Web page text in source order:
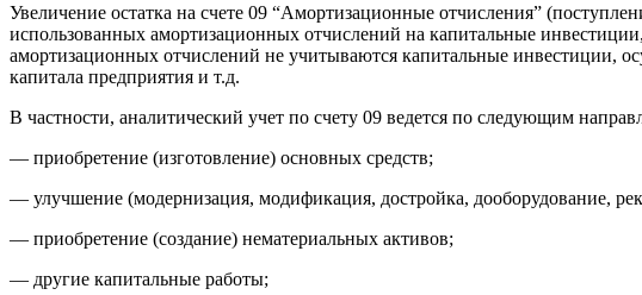
Увеличение остатка на счете 09 “Амортизационные отчисления”
использованных амортизационных отчислений на капитальные
амортизационных отчислений не учитываются капитальные инвестиции,
капитала предприятия и т.д.
В частности, аналитический учет по счету 09 ведется по следующим
— приобретение (изготовление) основных средств;
— улучшение (модернизация, модификация, достройка, дооборудование,
— приобретение (создание) нематериальных активов;
— другие капитальные работы;